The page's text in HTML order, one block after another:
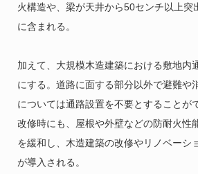
火構造や、梁が天井から50センチ以上突
に含まれる。
加えて、大規模木造建築における敷地内
にする。道路に面する部分以外で避難や
については通路設置を不要とすることが
改修時にも、屋根や外壁などの防耐火性
を緩和し、木造建築の改修やリノベーシ
が導入される。